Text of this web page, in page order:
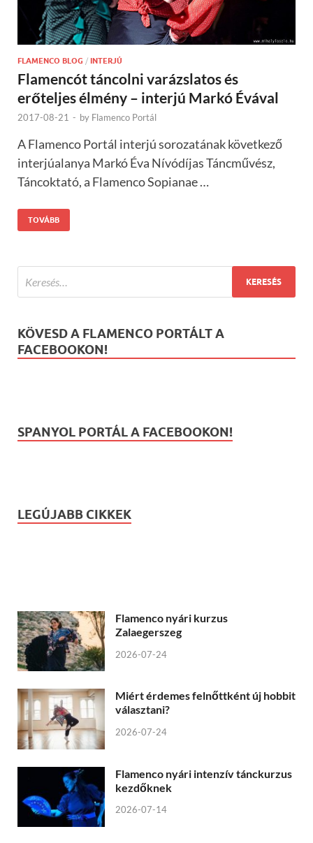
FLAMENCO BLOG / INTERJÚ
Flamencót táncolni varázslatos és
erőteljes élmény – interjú Markó Évával
2017-08-21 - by Flamenco Portál
A Flamenco Portál interjú sorozatának következő
interjúalanya Markó Éva Nívódíjas Táncművész,
Táncoktató, a Flamenco Sopianae …
TOVÁBB
KÖVESD A FLAMENCO PORTÁLT A
FACEBOOKON!
SPANYOL PORTÁL A FACEBOOKON!
LEGÚJABB CIKKEK
Flamenco nyári kurzus
Zalaegerszeg
2026-07-24
Miért érdemes felnőttként új hobbit
választani?
2026-07-24
Flamenco nyári intenzív tánckurzus
kezdőknek
2026-07-14